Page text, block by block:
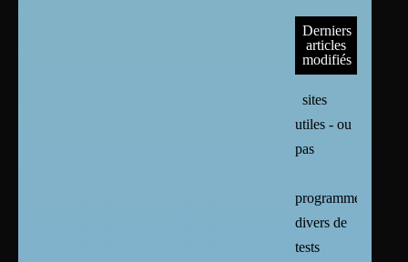
Derniers
articles
modifiés
sites
utiles - ou
pas
programmes
divers de
tests